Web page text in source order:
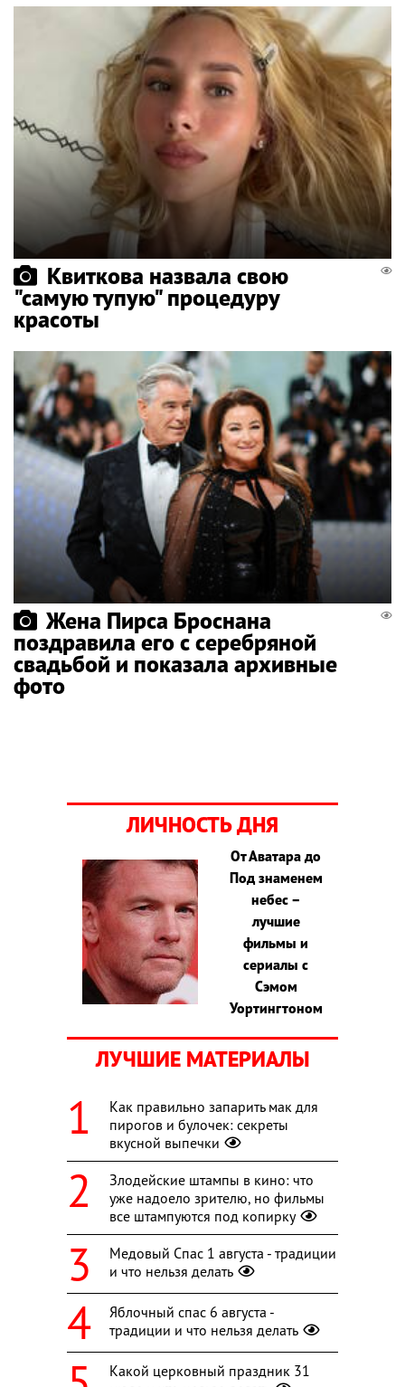
Квиткова назвала свою
"самую тупую" процедуру
красоты
Жена Пирса Броснана
поздравила его с серебряной
свадьбой и показала архивные
фото
ЛИЧНОСТЬ ДНЯ
От Аватара до
Под знаменем
небес –
лучшие
фильмы и
сериалы с
Сэмом
Уортингтоном
ЛУЧШИЕ МАТЕРИАЛЫ
Как правильно запарить мак для
пирогов и булочек: секреты
вкусной выпечки
Злодейские штампы в кино: что
уже надоело зрителю, но фильмы
все штампуются под копирку
Медовый Спас 1 августа - традиции
и что нельзя делать
Яблочный спас 6 августа -
традиции и что нельзя делать
Какой церковный праздник 31